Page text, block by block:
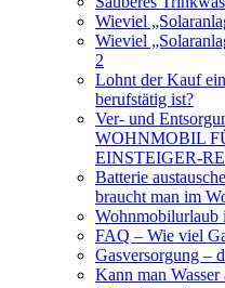
Wieviel
Wieviel
2
Lohnt der Kauf
berufstätig ist?
Ver- und
WOHNMOBIL
EINSTEIGER-
Batterie
braucht man im
Wohnmobilurlaub
FAQ – Wie viel
Gasversorgung –
Kann man